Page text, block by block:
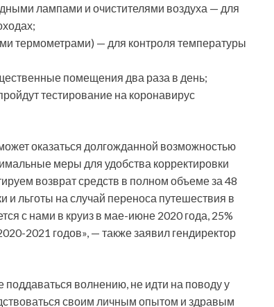
лампами и очистителями воздуха — для
термометрами) — для контроля температуры
помещения два раза в день;
тестирование на коронавирус
оказаться долгожданной возможностью
меры для удобства корректировки
возврат средств в полном объеме за 48
и льготы на случай переноса путешествия в
с нами в круиз в мае-июне 2020 года, 25%
2021 годов», — также заявил гендиректор
волнению, не идти на поводу у
своим личным опытом и здравым